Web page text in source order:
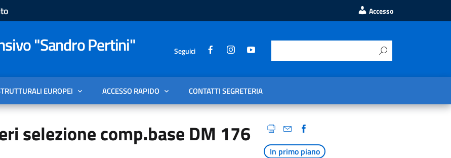
Accesso
"Sandro Pertini" Seguici
EUROPEI ACCESSO RAPIDO CONTATTI SEGRETERIA
selezione comp.base DM 176
In primo piano